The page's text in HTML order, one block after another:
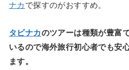
ナカ で探すのがおすすめ。
タビナカのツアーは種類が豊富
いるので海外旅行初心者でも安
ます。